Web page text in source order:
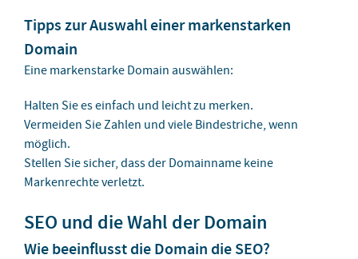
Tipps zur Auswahl einer markenstarken
Domain
Eine markenstarke Domain auswählen:
Halten Sie es einfach und leicht zu merken.
Vermeiden Sie Zahlen und viele Bindestriche, wenn
möglich.
Stellen Sie sicher, dass der Domainname keine
Markenrechte verletzt.
SEO und die Wahl der Domain
Wie beeinflusst die Domain die SEO?